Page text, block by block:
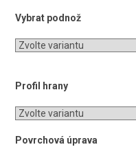
Vybrat podnož
Profil hrany
Povrchová úprava